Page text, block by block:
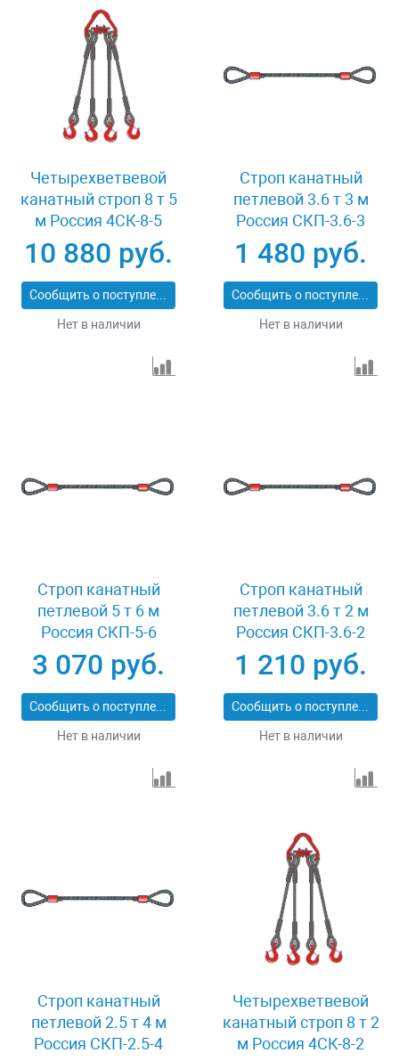
Четырехветвевой
канатный строп 8 т 5
м Россия 4СК-8-5
10 880 руб.
Сообщить о поступлении
Нет в наличии
Строп канатный
петлевой 3.6 т 3 м
Россия СКП-3.6-3
1 480 руб.
Сообщить о поступлении
Нет в наличии
Строп канатный
петлевой 5 т 6 м
Россия СКП-5-6
3 070 руб.
Сообщить о поступлении
Нет в наличии
Строп канатный
петлевой 3.6 т 2 м
Россия СКП-3.6-2
1 210 руб.
Сообщить о поступлении
Нет в наличии
Строп канатный
петлевой 2.5 т 4 м
Россия СКП-2.5-4
Четырехветвевой
канатный строп 8 т 2
м Россия 4СК-8-2